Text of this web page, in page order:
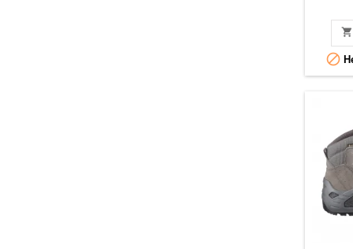

